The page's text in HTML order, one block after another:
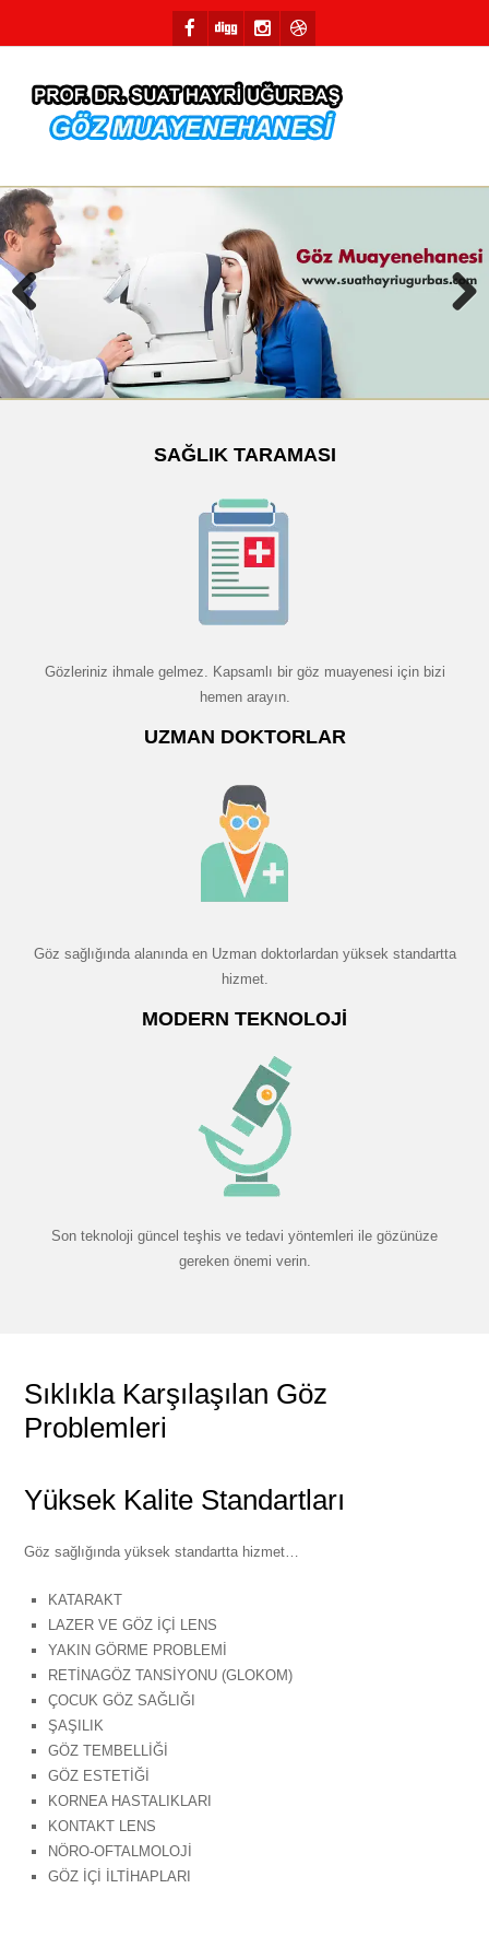
Previous
SAĞLIK TARAMASI
Gözleriniz ihmale gelmez. Kapsamlı bir göz muayenesi için bizi
hemen arayın.
UZMAN DOKTORLAR
Göz sağlığında alanında en Uzman doktorlardan yüksek standartta
hizmet.
MODERN TEKNOLOJI
Son teknoloji güncel teşhis ve tedavi yöntemleri ile gözünüze
gereken önemi verin.
Sıklıkla Karşılaşılan Göz
Problemleri
Yüksek Kalite Standartları
Göz sağlığında yüksek standartta hizmet…
KATARAKT
LAZER VE GÖZ İÇİ LENS
YAKIN GÖRME PROBLEMİ
RETİNAGÖZ TANSİYONU (GLOKOM)
ÇOCUK GÖZ SAĞLIĞI
ŞAŞILIK
GÖZ TEMBELLİĞİ
GÖZ ESTETİĞİ
KORNEA HASTALIKLARI
KONTAKT LENS
NÖRO-OFTALMOLOJİ
GÖZ İÇİ İLTİHAPLARI